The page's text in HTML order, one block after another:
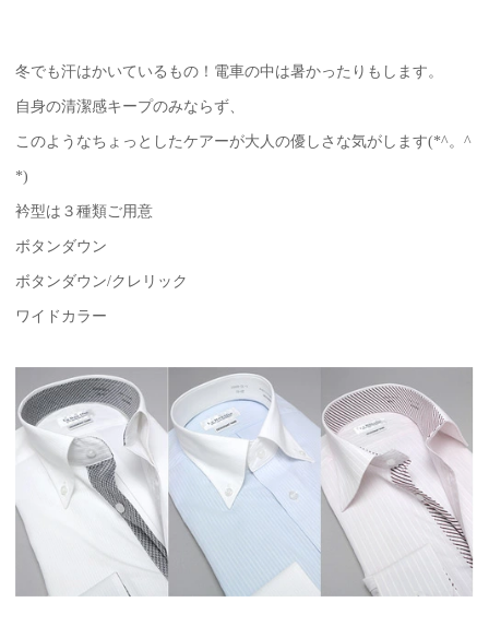
冬でも汗はかいているもの！電車の中は暑かったりもします。
自身の清潔感キープのみならず、
このようなちょっとしたケアーが大人の優しさな気がします(*^。^
*)
衿型は３種類ご用意
ボタンダウン
ボタンダウン/クレリック
ワイドカラー